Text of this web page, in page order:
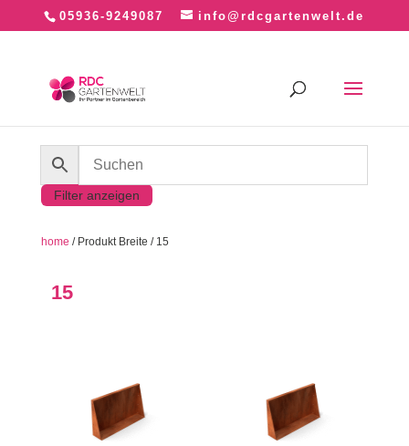
05936-9249087 info@rdcgartenwelt.de
Filter anzeigen
home / Produkt Breite / 15
15